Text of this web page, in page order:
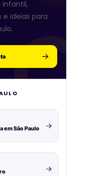
infantil,
ideias para
em São Paulo